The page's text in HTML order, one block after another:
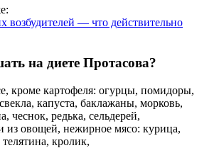
возбудителей — что действительно
на диете Протасова?
кроме картофеля: огурцы, помидоры,
капуста, баклажаны, морковь,
чеснок, редька, сельдерей,
из овощей, нежирное мясо: курица,
кролик,